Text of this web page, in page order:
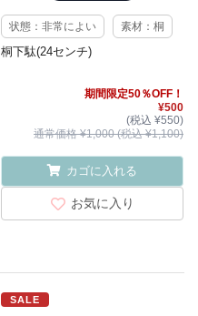
状態：非常によい 素材：桐
桐下駄(24センチ)
期間限定50％OFF！
¥500
(税込 ¥550)
通常価格 ¥1,000 (税込 ¥1,100)
カゴに入れる
お気に入り
SALE